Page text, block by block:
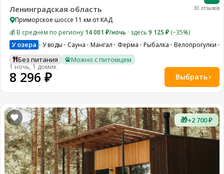
30 отзывов
Ленинградская область
Приморское шоссе 11 км от КАД
💰 В среднем по региону 14 001 ₽/ночь · здесь 9 125 ₽ (−35%)
У озера У воды Сауна Мангал Ферма Рыбалка Велопрогулки
Без питания Можно с питомцем
1 ночь, 1 домик
8 296 ₽ Выбрать
🎁+2 700 ₽